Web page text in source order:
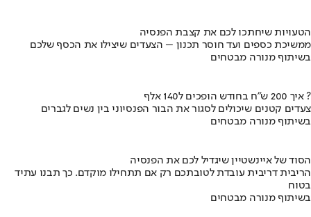
הטעויות שיחתכו לכם את קצבת הפנסיה
ממשיכת כספים ועד חוסר תכנון – הצעדים שיצילו את הכסף שלכם
בשיתוף מנורה מבטחים
איך 200 ש"ח בחודש הופכים ל140 אלף ?
צעדים קטנים שיכולים לסגור את הבור הפנסיוני בין נשים לגברים
בשיתוף מנורה מבטחים
הסוד של איינשטיין שיגדיל לכם את הפנסיה
הריבית דריבית עובדת לטובתכם רק אם תתחילו מוקדם. כך תבנו עתיד
בטוח
בשיתוף מנורה מבטחים